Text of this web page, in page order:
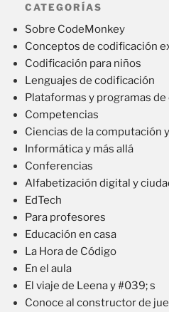
CATEGORÍAS
Sobre CodeMonkey
Conceptos de codificación
Codificación para niños
Lenguajes de codificación
Plataformas y programas
Competencias
Ciencias de la computación
Informática y más allá
Conferencias
Alfabetización digital y
EdTech
Para profesores
Educación en casa
La Hora de Código
En el aula
El viaje de Leena y #039; s
Conoce al constructor de